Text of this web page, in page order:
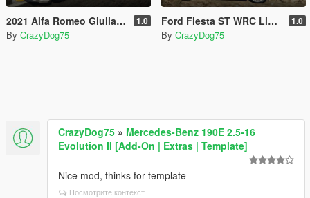
2021 Alfa Romeo Giulia livery 1.0
By CrazyDog75
Ford Fiesta ST WRC Livery 1.0
By CrazyDog75
CrazyDog75 » Mercedes-Benz 190E 2.5-16
Evolution II [Add-On | Extras | Template]
Nice mod, thinks for template
Посмотрите контекст